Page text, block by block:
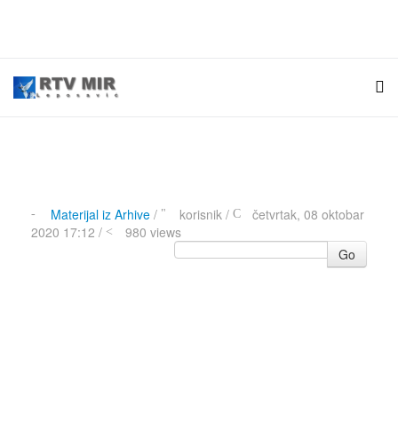
Materijal iz Arhive/ korisnik /
četvrtak, 08 oktobar
2020 17:12 /
980 views
Go